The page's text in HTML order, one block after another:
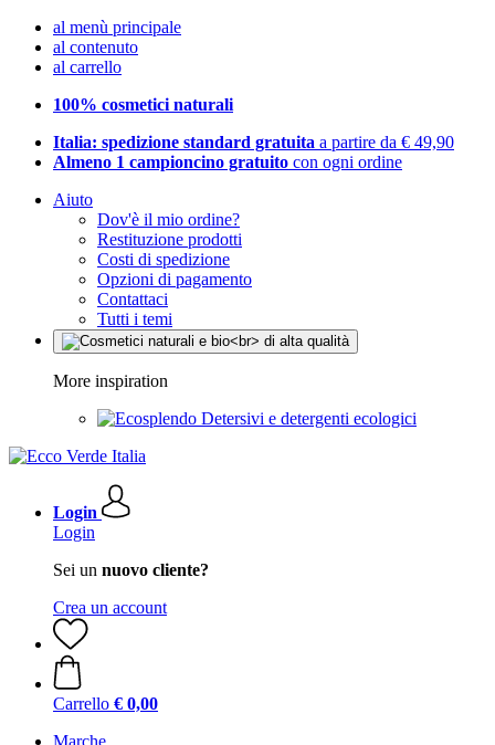
al menù principale
al contenuto
al carrello
100% cosmetici naturali
Italia: spedizione standard gratuita a partire da € 49,90
Almeno 1 campioncino gratuito con ogni ordine
Aiuto
Dov'è il mio ordine?
Restituzione prodotti
Costi di spedizione
Opzioni di pagamento
Contattaci
Tutti i temi
More inspiration
Detersivi e detergenti ecologici
Login
Login
Sei un nuovo cliente?
Crea un account
Carrello € 0,00
Marche